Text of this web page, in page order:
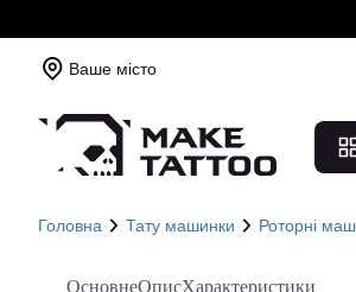
Ваше місто
Головна Тату машинки Роторні
ОсновнеОписХарактеристики